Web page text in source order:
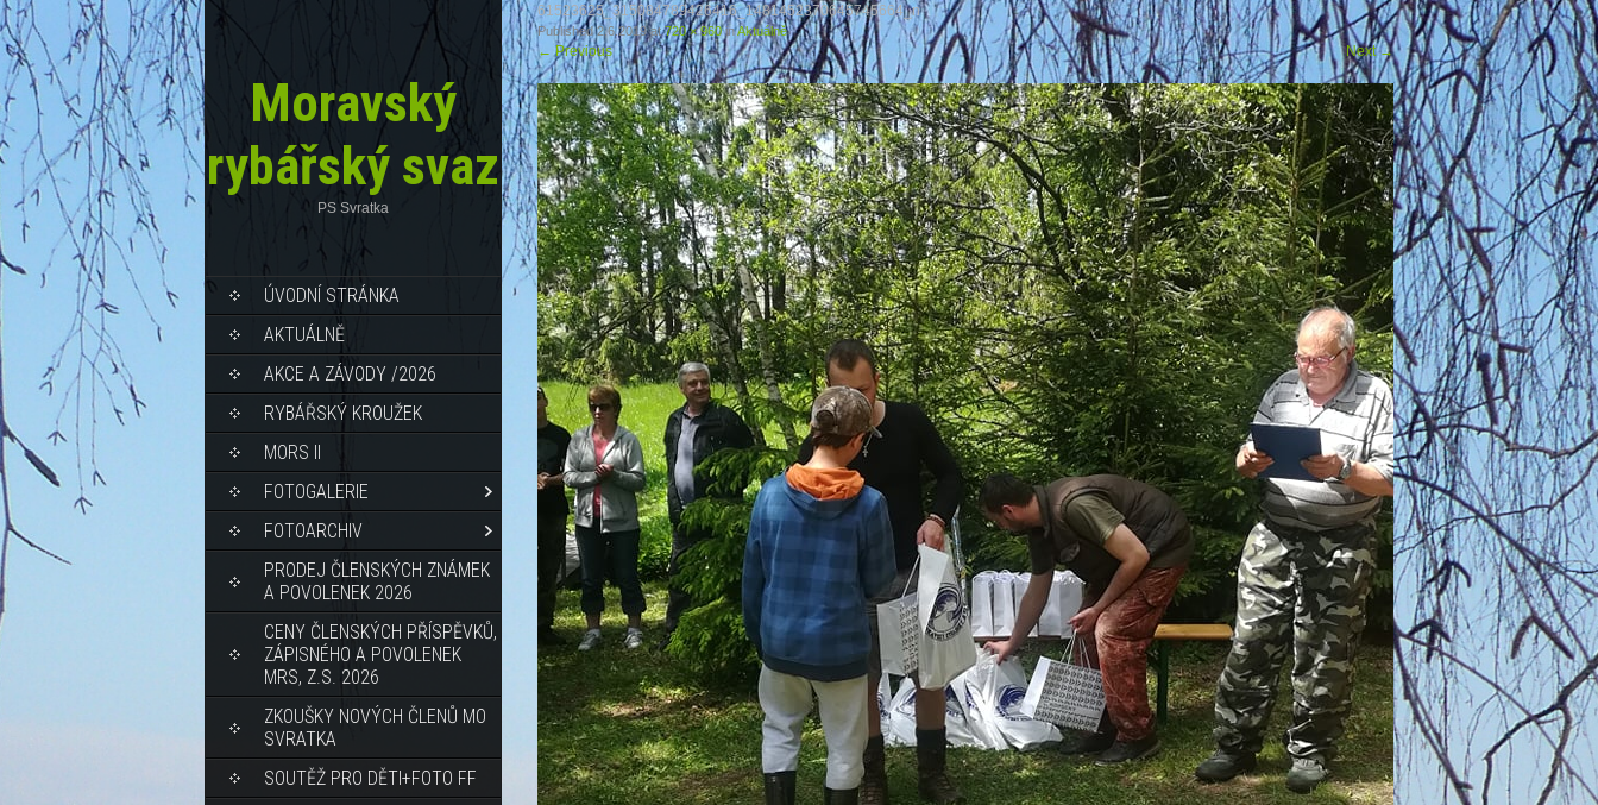
Moravský
rybářský svaz
PS Svratka
ÚVODNÍ STRÁNKA
AKTUÁLNĚ
AKCE A ZÁVODY /2026
RYBÁŘSKÝ KROUŽEK
MORS II
FOTOGALERIE
FOTOARCHIV
PRODEJ ČLENSKÝCH ZNÁMEK
A POVOLENEK 2026
CENY ČLENSKÝCH PŘÍSPĚVKŮ,
ZÁPISNÉHO A POVOLENEK
MRS, Z.S. 2026
ZKOUŠKY NOVÝCH ČLENŮ MO
SVRATKA
SOUTĚŽ PRO DĚTI+FOTO FF
61523625_315084789426416_1481452370645745664_n
Published2.6.2019at720 × 960inAktuálně
← Previous Next→